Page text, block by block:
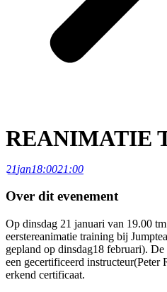
REANIMATIE
21jan18:0021:00
Over dit evenement
Op dinsdag 21 januari van 19.00
eerstereanimatie training bij
gepland op dinsdag18 februari).
een gecertificeerd instructeur(Peter
erkend certificaat.